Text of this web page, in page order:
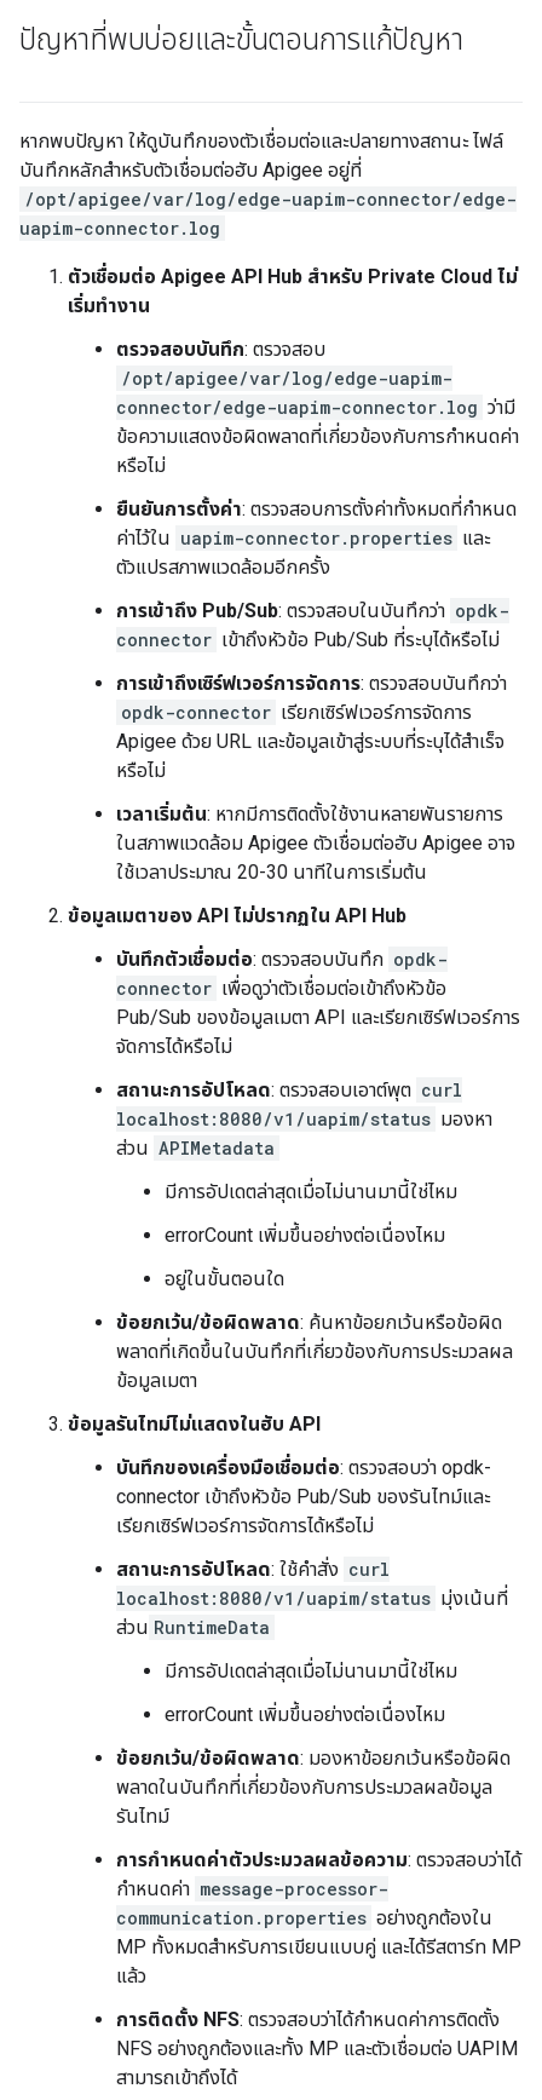
ปัญหาที่พบบ่อยและขั้นตอนการแก้ปัญหา
หากพบปัญหา ให้ดูบันทึกของตัวเชื่อมต่อและปลายทางสถานะ ไฟล์
บันทึกหลักสำหรับตัวเชื่อมต่อฮับ Apigee อยู่ที่
/opt/apigee/var/log/edge-uapim-connector/edge-
uapim-connector.log
ตัวเชื่อมต่อ Apigee API Hub สำหรับ Private Cloud ไม่
เริ่มทำงาน
ตรวจสอบบันทึก: ตรวจสอบ
/opt/apigee/var/log/edge-uapim-
connector/edge-uapim-connector.log ว่ามี
ข้อความแสดงข้อผิดพลาดที่เกี่ยวข้องกับการกำหนดค่า
หรือไม่
ยืนยันการตั้งค่า: ตรวจสอบการตั้งค่าทั้งหมดที่กำหนด
ค่าไว้ใน uapim-connector.properties และ
ตัวแปรสภาพแวดล้อมอีกครั้ง
การเข้าถึง Pub/Sub: ตรวจสอบในบันทึกว่า opdk-
connector เข้าถึงหัวข้อ Pub/Sub ที่ระบุได้หรือไม่
การเข้าถึงเซิร์ฟเวอร์การจัดการ: ตรวจสอบบันทึกว่า
opdk-connector เรียกเซิร์ฟเวอร์การจัดการ
Apigee ด้วย URL และข้อมูลเข้าสู่ระบบที่ระบุได้สำเร็จ
หรือไม่
เวลาเริ่มต้น: หากมีการติดตั้งใช้งานหลายพันรายการ
ในสภาพแวดล้อม Apigee ตัวเชื่อมต่อฮับ Apigee อาจ
ใช้เวลาประมาณ 20-30 นาทีในการเริ่มต้น
ข้อมูลเมตาของ API ไม่ปรากฏใน API Hub
บันทึกตัวเชื่อมต่อ: ตรวจสอบบันทึก opdk-
connector เพื่อดูว่าตัวเชื่อมต่อเข้าถึงหัวข้อ
Pub/Sub ของข้อมูลเมตา API และเรียกเซิร์ฟเวอร์การ
จัดการได้หรือไม่
สถานะการอัปโหลด: ตรวจสอบเอาต์พุต curl
localhost:8080/v1/uapim/status มองหา
ส่วน APIMetadata
มีการอัปเดตล่าสุดเมื่อไม่นานมานี้ใช่ไหม
errorCount เพิ่มขึ้นอย่างต่อเนื่องไหม
อยู่ในขั้นตอนใด
ข้อยกเว้น/ข้อผิดพลาด: ค้นหาข้อยกเว้นหรือข้อผิด
พลาดที่เกิดขึ้นในบันทึกที่เกี่ยวข้องกับการประมวลผล
ข้อมูลเมตา
ข้อมูลรันไทม์ไม่แสดงในฮับ API
บันทึกของเครื่องมือเชื่อมต่อ: ตรวจสอบว่า opdk-
connector เข้าถึงหัวข้อ Pub/Sub ของรันไทม์และ
เรียกเซิร์ฟเวอร์การจัดการได้หรือไม่
สถานะการอัปโหลด: ใช้คำสั่ง curl
localhost:8080/v1/uapim/status มุ่งเน้นที่
ส่วน RuntimeData
มีการอัปเดตล่าสุดเมื่อไม่นานมานี้ใช่ไหม
errorCount เพิ่มขึ้นอย่างต่อเนื่องไหม
ข้อยกเว้น/ข้อผิดพลาด: มองหาข้อยกเว้นหรือข้อผิด
พลาดในบันทึกที่เกี่ยวข้องกับการประมวลผลข้อมูล
รันไทม์
การกำหนดค่าตัวประมวลผลข้อความ: ตรวจสอบว่าได้
กำหนดค่า message-processor-
communication.properties อย่างถูกต้องใน
MP ทั้งหมดสำหรับการเขียนแบบคู่ และได้รีสตาร์ท MP
แล้ว
การติดตั้ง NFS: ตรวจสอบว่าได้กำหนดค่าการติดตั้ง
NFS อย่างถูกต้องและทั้ง MP และตัวเชื่อมต่อ UAPIM
สามารถเข้าถึงได้